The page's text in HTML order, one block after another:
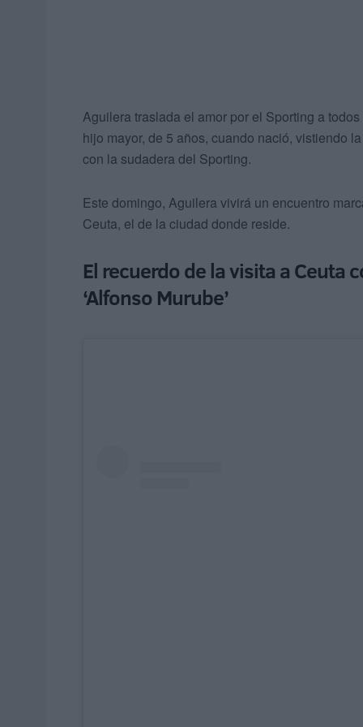
Aguilera traslada el amor por el Sporting a
hijo mayor, de 5 años, cuando nació, vistiendo
con la sudadera del Sporting.
Este domingo, Aguilera vivirá un encuentro
Ceuta, el de la ciudad donde reside.
El recuerdo de la visita a Ceuta
‘Alfonso Murube’